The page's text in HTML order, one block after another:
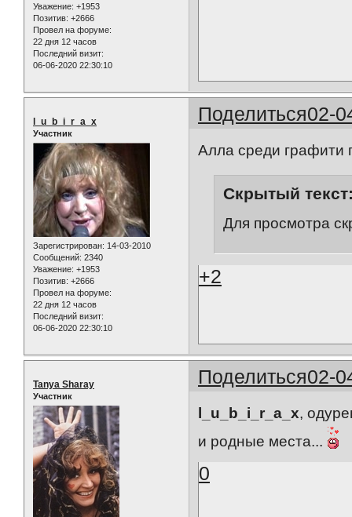
Уважение: +1953
Позитив: +2666
Провел на форуме:
22 дня 12 часов
Последний визит:
06-06-2020 22:30:10
Поделиться02-
l_u_b_i_r_a_x
Участник
Зарегистрирован: 14-03-2010
Сообщений: 2340
Уважение: +1953
Позитив: +2666
Провел на форуме:
22 дня 12 часов
Последний визит:
06-06-2020 22:30:10
Алла среди графити
Скрытый
Для просмотра
+2
Поделиться02-
Tanya Sharay
Участник
l_u_b_i_r_a_x,
и родные места...
0